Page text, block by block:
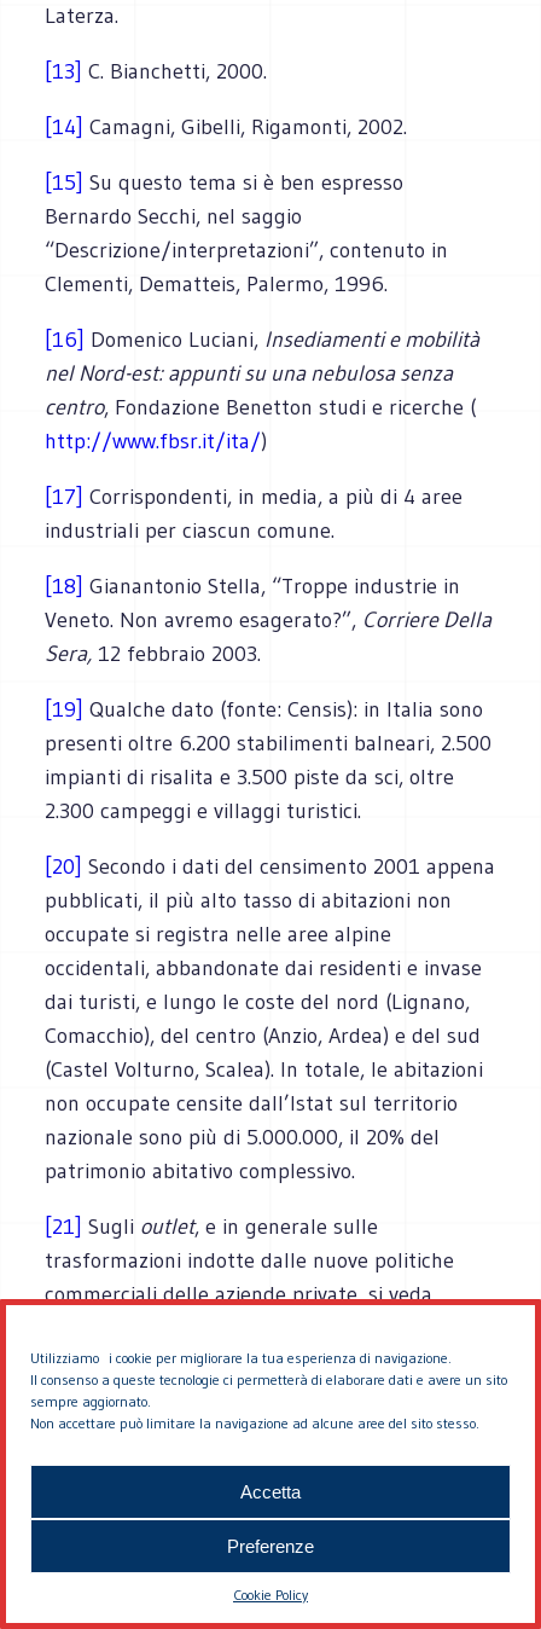
Utilizziamo i cookie per migliorare la tua esperienza di navigazione.
Il consenso a queste tecnologie ci permetterà di elaborare dati e avere un sito
sempre aggiornato.
Non accettare può limitare la navigazione ad alcune aree del sito stesso.
Accetta
Preferenze
Cookie Policy
Laterza.
[13] C. Bianchetti, 2000.
[14] Camagni, Gibelli, Rigamonti, 2002.
[15] Su questo tema si è ben espresso
Bernardo Secchi, nel saggio
“Descrizione/interpretazioni”, contenuto in
Clementi, Dematteis, Palermo, 1996.
[16] Domenico Luciani, Insediamenti e mobilità
nel Nord-est: appunti su una nebulosa senza
centro, Fondazione Benetton studi e ricerche (
http://www.fbsr.it/ita/)
[17] Corrispondenti, in media, a più di 4 aree
industriali per ciascun comune.
[18] Gianantonio Stella, “Troppe industrie in
Veneto. Non avremo esagerato?”, Corriere Della
Sera, 12 febbraio 2003.
[19] Qualche dato (fonte: Censis): in Italia sono
presenti oltre 6.200 stabilimenti balneari, 2.500
impianti di risalita e 3.500 piste da sci, oltre
2.300 campeggi e villaggi turistici.
[20] Secondo i dati del censimento 2001 appena
pubblicati, il più alto tasso di abitazioni non
occupate si registra nelle aree alpine
occidentali, abbandonate dai residenti e invase
dai turisti, e lungo le coste del nord (Lignano,
Comacchio), del centro (Anzio, Ardea) e del sud
(Castel Volturno, Scalea). In totale, le abitazioni
non occupate censite dall’Istat sul territorio
nazionale sono più di 5.000.000, il 20% del
patrimonio abitativo complessivo.
[21] Sugli outlet, e in generale sulle
trasformazioni indotte dalle nuove politiche
commerciali delle aziende private, si veda
sito eddyburg.it
[22]Questa è la descrfizione dellaville eclatéee
Landrieu e Th. SpectorLa ville eclatéee
Editions de l’Aube, 1998, p. 7 – disponibile sul
sito www.acadie-reflex.org/FicheIDF.html, e
ripreso in Camagni e altri, 2002, p.16.